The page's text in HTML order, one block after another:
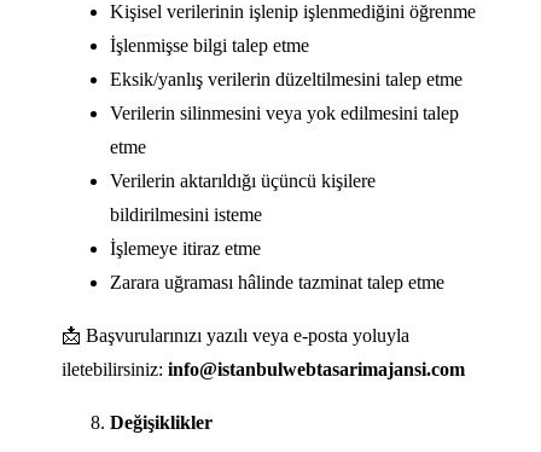
Kişisel verilerinin işlenip işlenmediğini öğrenme
İşlenmişse bilgi talep etme
Eksik/yanlış verilerin düzeltilmesini talep etme
Verilerin silinmesini veya yok edilmesini talep
etme
Verilerin aktarıldığı üçüncü kişilere
bildirilmesini isteme
İşlemeye itiraz etme
Zarara uğraması hâlinde tazminat talep etme
📩 Başvurularınızı yazılı veya e-posta yoluyla
iletebilirsiniz:info@istanbulwebtasarimajansi.com
Değişiklikler